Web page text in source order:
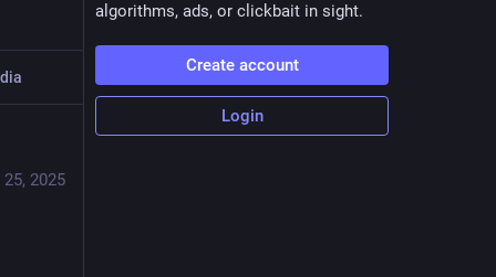
25, 2025
algorithms, ads, or clickbait in sight.
Create account
Login